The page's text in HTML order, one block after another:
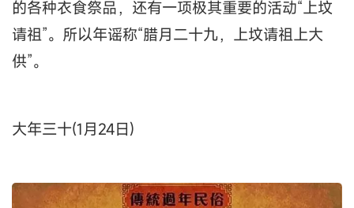
的各种衣食祭品，还有一项极其重要的活动“上坟
请祖”。所以年谣称“腊月二十九，上坟请祖上大
供”。
大年三十(1月24日)